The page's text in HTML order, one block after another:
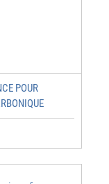
POUR